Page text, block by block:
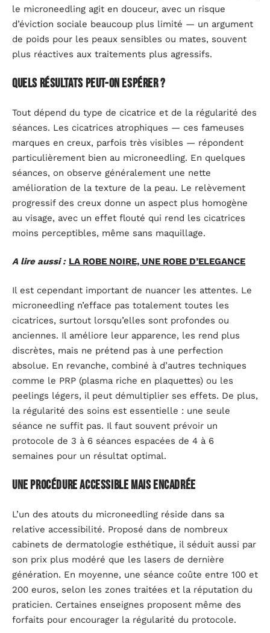
le microneedling agit en douceur, avec un risque
d’éviction sociale beaucoup plus limité — un argument
de poids pour les peaux sensibles ou mates, souvent
plus réactives aux traitements plus agressifs.
Quels résultats peut-on espérer ?
Tout dépend du type de cicatrice et de la régularité des
séances. Les cicatrices atrophiques — ces fameuses
marques en creux, parfois très visibles — répondent
particulièrement bien au microneedling. En quelques
séances, on observe généralement une nette
amélioration de la texture de la peau. Le relèvement
progressif des creux donne un aspect plus homogène
au visage, avec un effet flouté qui rend les cicatrices
moins perceptibles, même sans maquillage.
A lire aussi : LA ROBE NOIRE, UNE ROBE D’ELEGANCE
Il est cependant important de nuancer les attentes. Le
microneedling n’efface pas totalement toutes les
cicatrices, surtout lorsqu’elles sont profondes ou
anciennes. Il améliore leur apparence, les rend plus
discrètes, mais ne prétend pas à une perfection
absolue. En revanche, combiné à d’autres techniques
comme le PRP (plasma riche en plaquettes) ou les
peelings légers, il peut démultiplier ses effets. De plus,
la régularité des soins est essentielle : une seule
séance ne suffit pas. Il faut souvent prévoir un
protocole de 3 à 6 séances espacées de 4 à 6
semaines pour un résultat optimal.
Une procédure accessible mais encadrée
L’un des atouts du microneedling réside dans sa
relative accessibilité. Proposé dans de nombreux
cabinets de dermatologie esthétique, il séduit aussi par
son prix plus modéré que les lasers de dernière
génération. En moyenne, une séance coûte entre 100 et
200 euros, selon les zones traitées et la réputation du
praticien. Certaines enseignes proposent même des
forfaits pour encourager la régularité du protocole.